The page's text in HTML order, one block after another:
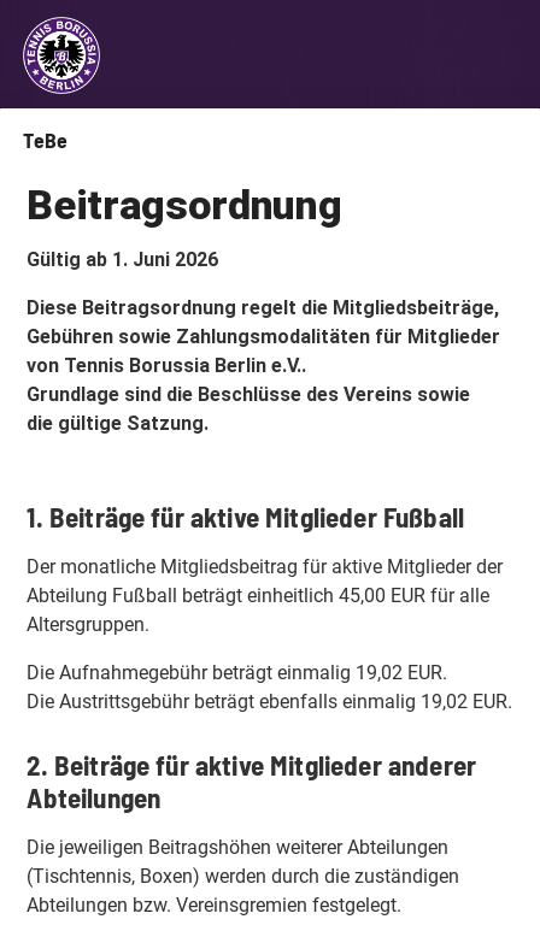
TeBe
Beitragsordnung
Gültig ab 1. Juni 2026
Diese Beitragsordnung regelt die Mitgliedsbeiträge,
Gebühren sowie Zahlungsmodalitäten für Mitglieder
von Tennis Borussia Berlin e.V..
Grundlage sind die Beschlüsse des Vereins sowie
die gültige Satzung.
1. Beiträge für aktive Mitglieder Fußball
Der monatliche Mitgliedsbeitrag für aktive Mitglieder der
Abteilung Fußball beträgt einheitlich 45,00 EUR für alle
Altersgruppen.
Die Aufnahmegebühr beträgt einmalig 19,02 EUR.
Die Austrittsgebühr beträgt ebenfalls einmalig 19,02 EUR.
2. Beiträge für aktive Mitglieder anderer
Abteilungen
Die jeweiligen Beitragshöhen weiterer Abteilungen
(Tischtennis, Boxen) werden durch die zuständigen
Abteilungen bzw. Vereinsgremien festgelegt.